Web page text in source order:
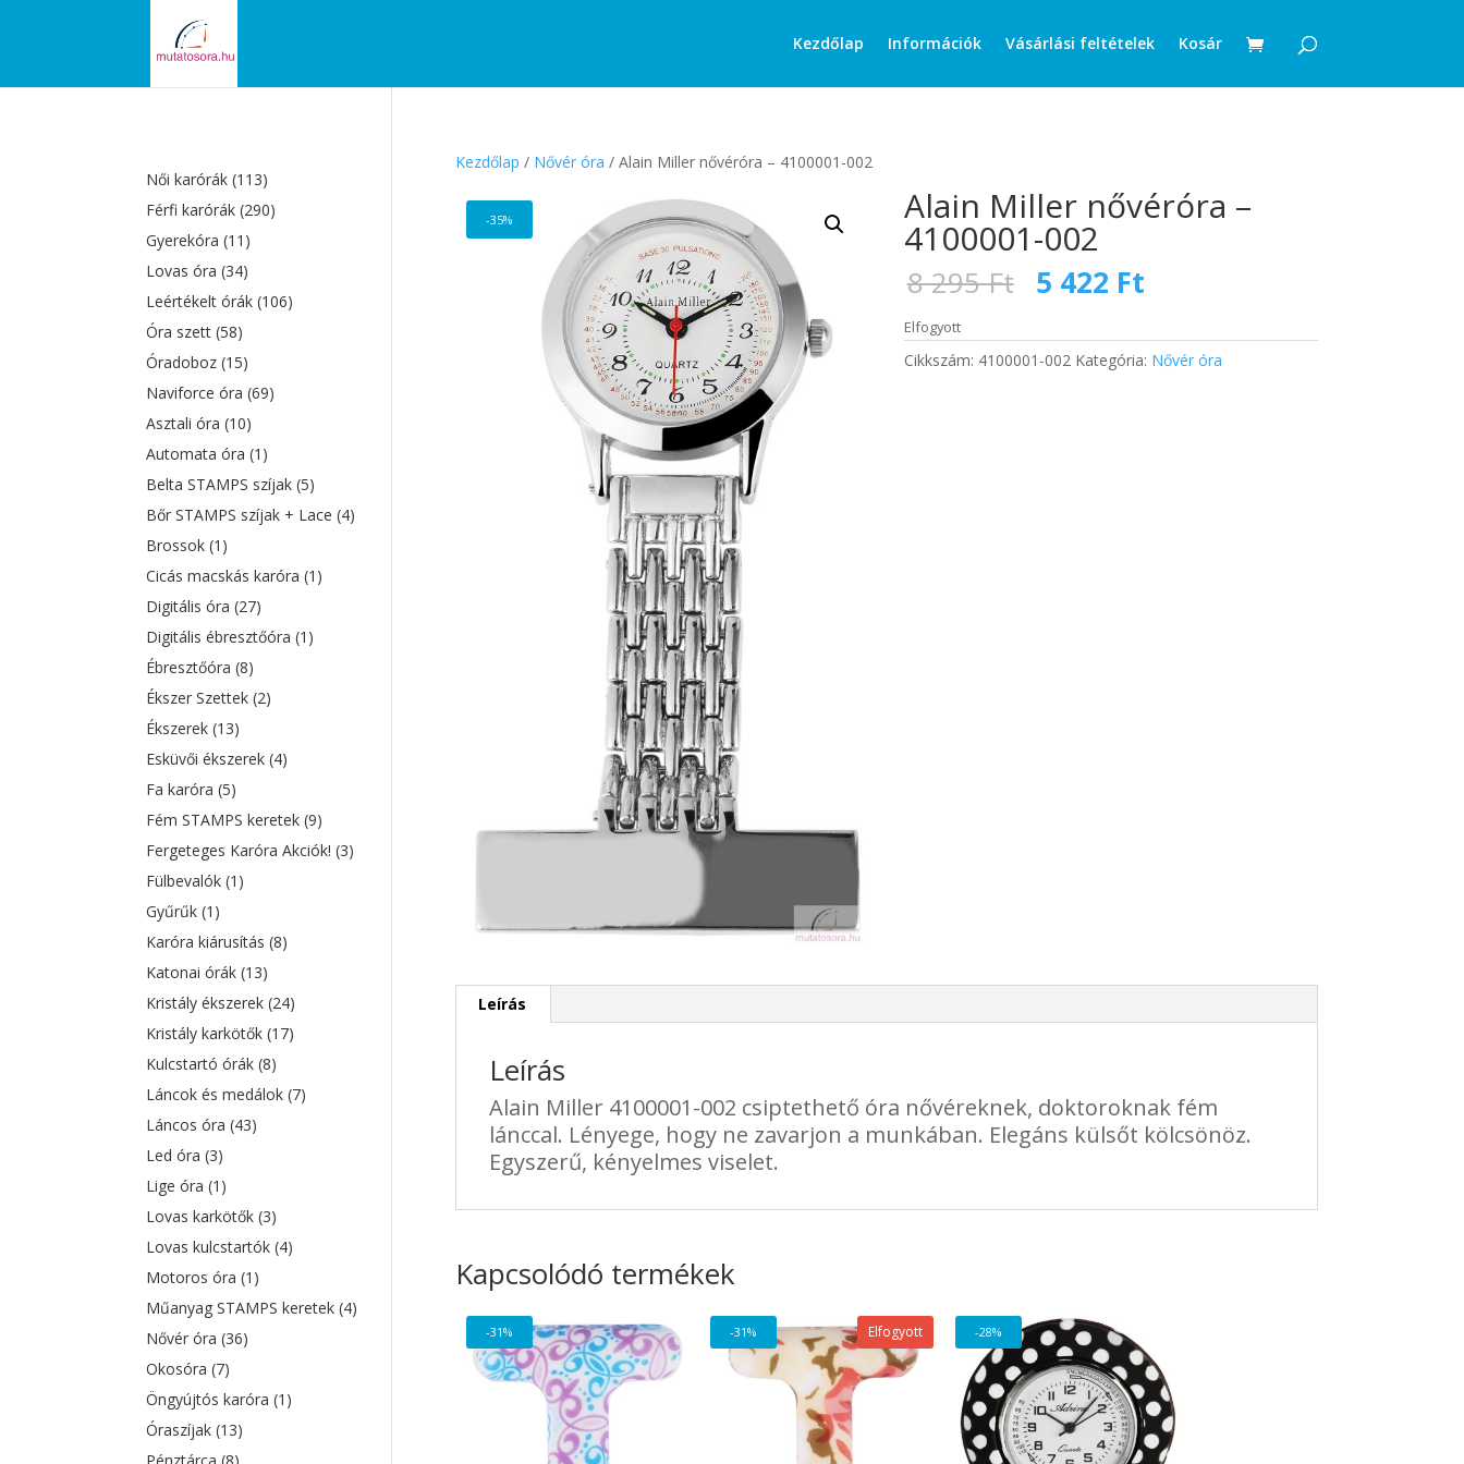
Kezdőlap Információk Vásárlási feltételek Kosár
search
Kezdőlap / Nővér óra / Alain Miller nővéróra – 4100001-002
-35% Alain Miller nővéróra –
4100001-002
8 295Ft Original
price
was:
8
295 Ft.
5 422 Ft
is:
5
Elfogyott
Cikkszám: 4100001-002 Kategória: Nővér óra
Leírás
Leírás
Alain Miller 4100001-002 csiptethető óra nővéreknek, doktoroknak fém
lánccal. Lényege, hogy ne zavarjon a munkában. Elegáns külsőt kölcsönöz.
Egyszerű, kényelmes viselet.
Kapcsolódó termékek
-31% -31% Elfogyott -28%
Női karórák(113)
Férfi karórák(290)
Gyerekóra(11)
Lovas óra(34)
Leértékelt órák(106)
Óra szett(58)
Óradoboz(15)
Naviforce óra(69)
Asztali óra(10)
Automata óra(1)
Belta STAMPS szíjak(5)
Bőr STAMPS szíjak + Lace(4)
Brossok(1)
Cicás macskás karóra(1)
Digitális óra(27)
Digitális ébresztőóra(1)
Ébresztőóra(8)
Ékszer Szettek(2)
Ékszerek(13)
Esküvői ékszerek(4)
Fa karóra(5)
Fém STAMPS keretek(9)
Fergeteges Karóra Akciók!(3)
Fülbevalók(1)
Gyűrűk(1)
Karóra kiárusítás(8)
Katonai órák(13)
Kristály ékszerek(24)
Kristály karkötők(17)
Kulcstartó órák(8)
Láncok és medálok(7)
Láncos óra(43)
Led óra(3)
Lige óra(1)
Lovas karkötők(3)
Lovas kulcstartók(4)
Motoros óra(1)
Műanyag STAMPS keretek(4)
Nővér óra(36)
Okosóra(7)
Öngyújtós karóra(1)
Óraszíjak(13)